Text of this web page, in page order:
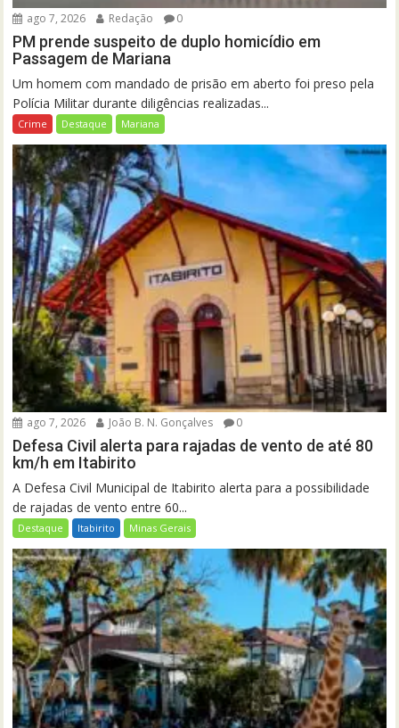
ago 7, 2026 Redação 0
PM prende suspeito de duplo homicídio em
Passagem de Mariana
Um homem com mandado de prisão em aberto foi preso pela
Polícia Militar durante diligências realizadas...
Crime Destaque Mariana
ago 7, 2026 João B. N. Gonçalves 0
Defesa Civil alerta para rajadas de vento de até 80
km/h em Itabirito
A Defesa Civil Municipal de Itabirito alerta para a possibilidade
de rajadas de vento entre 60...
Destaque Itabirito Minas Gerais